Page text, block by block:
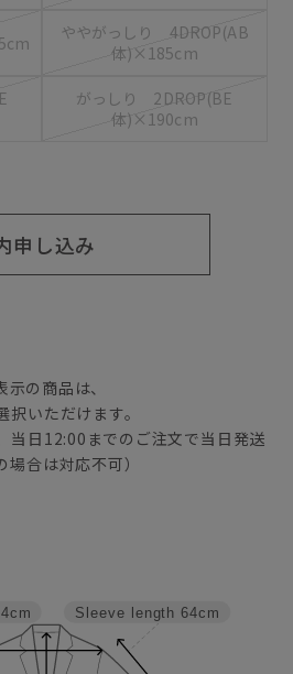
ややがっしり 4DROP(AB
体)×185cm
がっしり 2DROP(BE
体)×190cm
申し込み
示の商品は、
いただけます。
当日12:00までのご注文で当日発送
合は対応不可）
Sleeve length 64cm